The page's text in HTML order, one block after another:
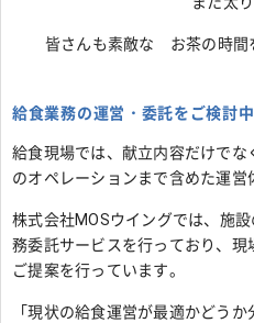
皆さんも素敵な お茶の時
給食業務の運営・委託をご検討
給食現場では、献立内容だけでな
のオペレーションまで含めた運営
株式会社MOSウイングでは、施
務委託サービスを行っており、現
ご提案を行っています。
「現状の給食運営が最適かどうか